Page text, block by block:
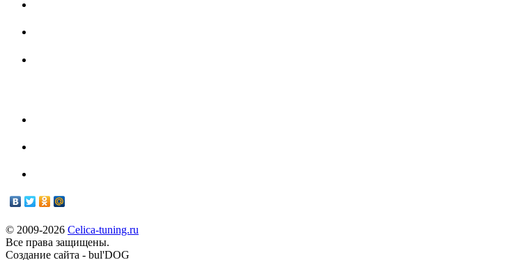
© 2009-2026 Celica-tuning.ru
Все права защищены.
Cоздание сайта - bul'DOG